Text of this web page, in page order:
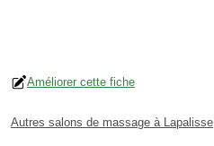
Améliorer cette fiche
Autres salons de massage à Lapalisse